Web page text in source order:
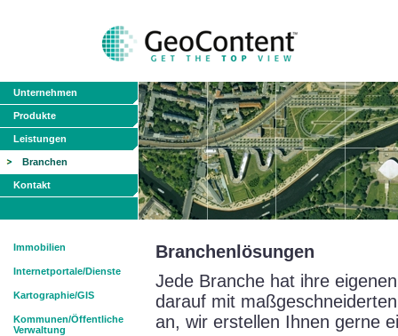
Unternehmen
Produkte
Leistungen
Branchen
Kontakt
Immobilien
Internetportale/Dienste
Kartographie/GIS
Kommunen/Öffentliche
Verwaltung
Branchenlösungen
Jede Branche hat ihre
darauf mit
an, wir erstellen Ihnen gerne